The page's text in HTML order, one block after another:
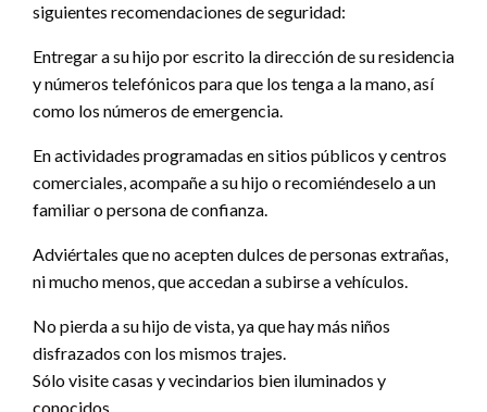
siguientes recomendaciones de seguridad:
Entregar a su hijo por escrito la dirección de su residencia
y números telefónicos para que los tenga a la mano, así
como los números de emergencia.
En actividades programadas en sitios públicos y centros
comerciales, acompañe a su hijo o recomiéndeselo a un
familiar o persona de confianza.
Adviértales que no acepten dulces de personas extrañas,
ni mucho menos, que accedan a subirse a vehículos.
No pierda a su hijo de vista, ya que hay más niños
disfrazados con los mismos trajes.
Sólo visite casas y vecindarios bien iluminados y
conocidos.